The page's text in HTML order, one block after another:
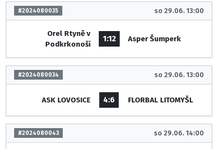
#2024080035 so 29.06. 13:00
Orel Rtyně v
Podkrkonoší
1:12 Asper Šumperk
#2024080034 so 29.06. 13:00
ASK LOVOSICE 4:6 FLORBAL LITOMYŠL
#2024080043 so 29.06. 14:00